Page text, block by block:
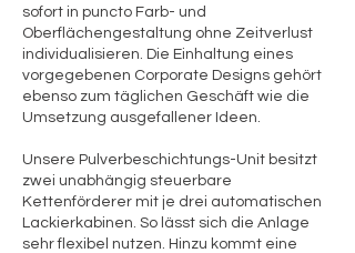
sofort in puncto Farb- und
Oberflächengestaltung ohne Zeitverlust
individualisieren. Die Einhaltung eines
vorgegebenen Corporate Designs gehört
ebenso zum täglichen Geschäft wie die
Umsetzung ausgefallener Ideen.
Unsere Pulverbeschichtungs-Unit besitzt
zwei unabhängig steuerbare
Kettenförderer mit je drei automatischen
Lackierkabinen. So lässt sich die Anlage
sehr flexibel nutzen. Hinzu kommt eine